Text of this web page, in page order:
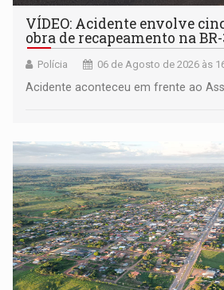
VÍDEO: Acidente envolve
obra de recapeamento na
Polícia 06 de Agosto de 2026 às
Acidente aconteceu em frente ao